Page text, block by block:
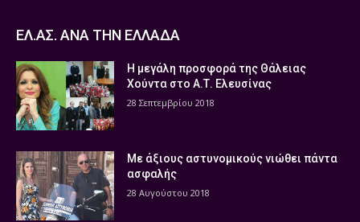
ΕΛ.ΑΣ. ΑΝΑ ΤΗΝ ΕΛΛΑΔΑ
Η μεγάλη προσφορά της Θάλειας
Χούντα στο Α.Τ. Ελευσίνας
28 Σεπτεμβρίου 2018
Με άξιους αστυνομικούς νιώθει πάντα
ασφαλής
28 Αυγούστου 2018